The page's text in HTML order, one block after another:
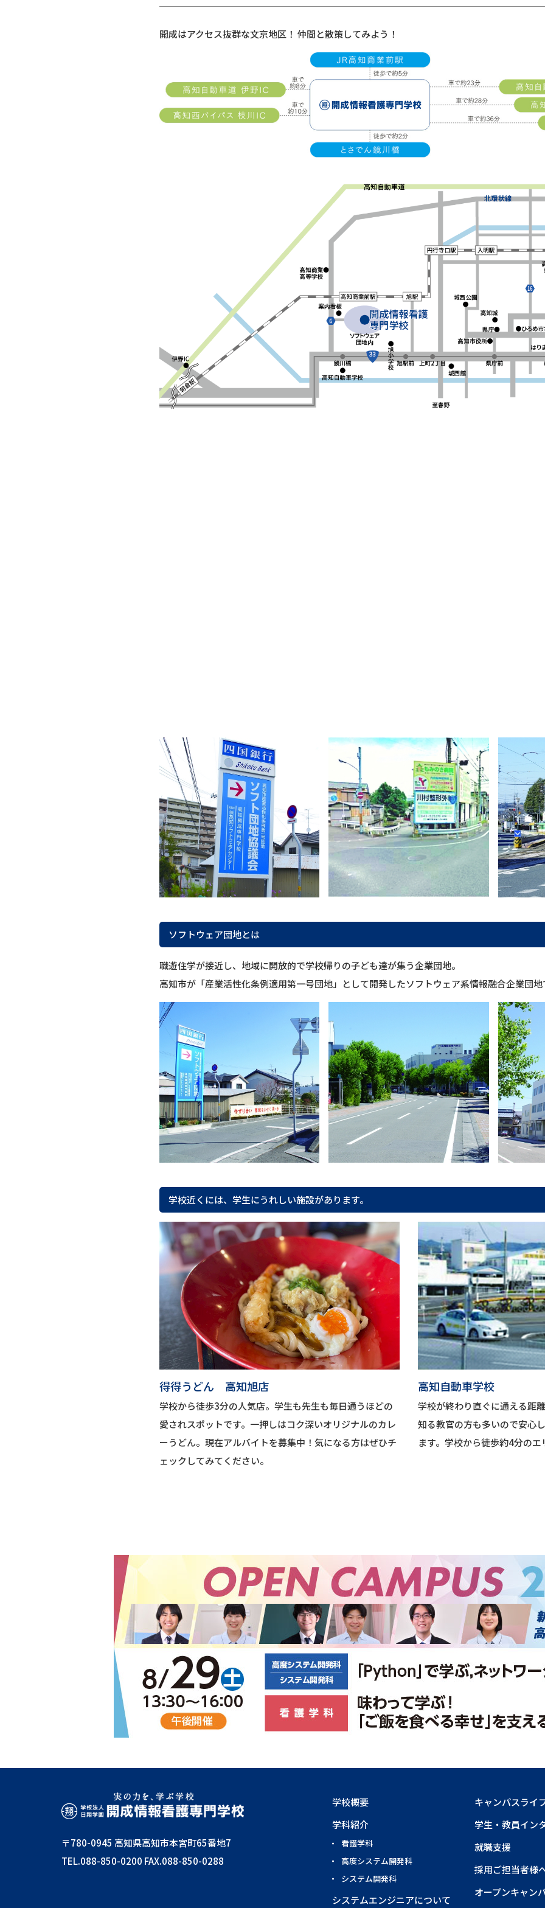
開成はアクセス抜群な文京地区！ 仲間と散策してみよう！
ソフトウェア団地とは
職遊住学が接近し、地域に開放的で学校帰りの子ども達が集う企業団地。
高知市が「産業活性化条例適用第一号団地」として開発したソフトウェア系情報融合企業団地
学校近くには、学生にうれしい施設があります。
得得うどん 高知旭店
学校から徒歩3分の人気店。学生も先生も毎日通うほどの
愛されスポットです。一押しはコク深いオリジナルのカレ
ーうどん。現在アルバイトを募集中！気になる方はぜひチ
ェックしてみてください。
高知自動車学校
学校が終わり直ぐに通える距
知る教官の方も多いので安心
ます。学校から徒歩約4分のエ
〒780-0945 高知県高知市本宮町65番地7
TEL.088-850-0200 FAX.088-850-0288
学校概要
学科紹介
看護学科
高度システム開発科
システム開発科
システムエンジニアについて
キャンパスライ
学生・教員イン
就職支援
採用ご担当者様
オープンキャン